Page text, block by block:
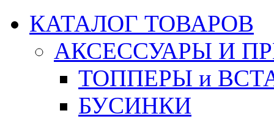
КАТАЛОГ ТОВАРОВ
АКСЕССУАРЫ И
ТОППЕРЫ и
БУСИНКИ